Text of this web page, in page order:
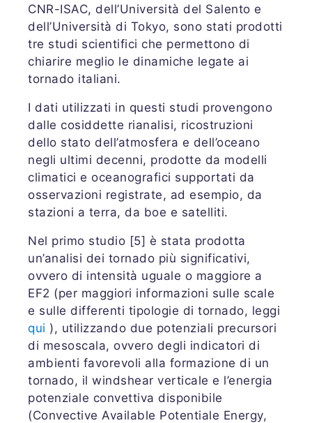
CNR-ISAC, dell’Università del Salento e
dell’Università di Tokyo, sono stati prodotti
tre studi scientifici che permettono di
chiarire meglio le dinamiche legate ai
tornado italiani.
I dati utilizzati in questi studi provengono
dalle cosiddette rianalisi, ricostruzioni
dello stato dell’atmosfera e dell’oceano
negli ultimi decenni, prodotte da modelli
climatici e oceanografici supportati da
osservazioni registrate, ad esempio, da
stazioni a terra, da boe e satelliti.
Nel primo studio [5] è stata prodotta
un’analisi dei tornado più significativi,
ovvero di intensità uguale o maggiore a
EF2 (per maggiori informazioni sulle scale
e sulle differenti tipologie di tornado, leggi
qui ), utilizzando due potenziali precursori
di mesoscala, ovvero degli indicatori di
ambienti favorevoli alla formazione di un
tornado, il windshear verticale e l’energia
potenziale convettiva disponibile
(Convective Available Potentiale Energy,